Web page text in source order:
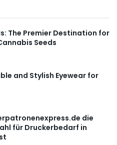
The Premier Destination for
Seeds
and Stylish Eyewear for
die
für Druckerbedarf in